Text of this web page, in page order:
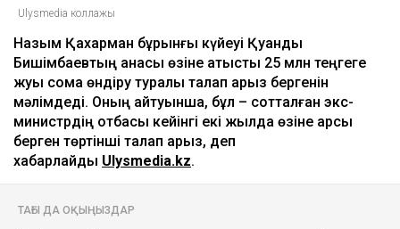
Ulysmedia коллажы
Назым Қахарман бұрынғы күйеуі Қуандық
Бишімбаевтың анасы өзіне қатысты 25 млн теңгеге
жуық сома өндіру туралы талап арыз бергенін
мәлімдеді. Оның айтуынша, бұл – сотталған экс-
министрдің отбасы кейінгі екі жылда өзіне қарсы
берген төртінші талап арыз, деп
хабарлайды Ulysmedia.kz.
ТАҒЫ ДА ОҚЫҢЫЗДАР